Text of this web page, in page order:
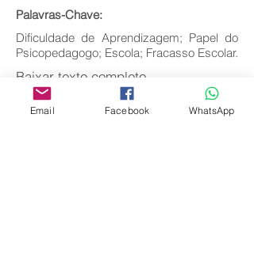
Palavras-Chave:
Dificuldade de Aprendizagem; Papel do
Psicopedagogo; Escola; Fracasso Escolar.
Baixar texto completo
Email Facebook WhatsApp